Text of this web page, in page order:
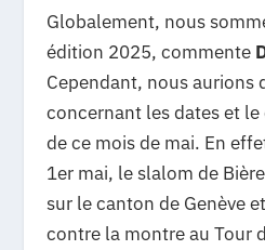
Globalement, nous
édition 2025, commente
Cependant, nous aurions
concernant les dates et
de ce mois de mai. En
1er mai, le slalom de
sur le canton de Genève
contre la montre au Tour